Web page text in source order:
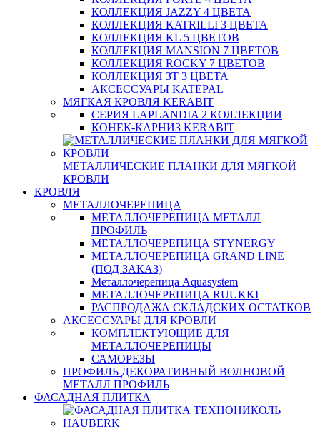
КОЛЛЕКЦИЯ JAZZY 4 ЦВЕТА
КОЛЛЕКЦИЯ KATRILLI 3 ЦВЕТА
КОЛЛЕКЦИЯ KL 5 ЦВЕТОВ
КОЛЛЕКЦИЯ MANSION 7 ЦВЕТОВ
КОЛЛЕКЦИЯ ROCKY 7 ЦВЕТОВ
КОЛЛЕКЦИЯ ЗТ 3 ЦВЕТА
АКСЕССУАРЫ KATEPAL
МЯГКАЯ КРОВЛЯ KERABIT
СЕРИЯ LAPLANDIA 2 КОЛЛЕКЦИИ
КОНЕК-КАРНИЗ KERABIT
МЕТАЛЛИЧЕСКИЕ ПЛАНКИ ДЛЯ МЯГКОЙ
КРОВЛИ
КРОВЛЯ
МЕТАЛЛОЧЕРЕПИЦА
МЕТАЛЛОЧЕРЕПИЦА МЕТАЛЛ
ПРОФИЛЬ
МЕТАЛЛОЧЕРЕПИЦА STYNERGY
МЕТАЛЛОЧЕРЕПИЦА GRAND LINE
(ПОД ЗАКАЗ)
Металлочерепица Aquasystem
МЕТАЛЛОЧЕРЕПИЦА RUUKKI
РАСПРОДАЖА СКЛАДСКИХ ОСТАТКОВ
АКСЕССУАРЫ ДЛЯ КРОВЛИ
КОМПЛЕКТУЮЩИЕ ДЛЯ
МЕТАЛЛОЧЕРЕПИЦЫ
САМОРЕЗЫ
ПРОФИЛЬ ДЕКОРАТИВНЫЙ ВОЛНОВОЙ
МЕТАЛЛ ПРОФИЛЬ
ФАСАДНАЯ ПЛИТКА